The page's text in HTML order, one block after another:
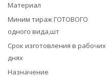
Материал
Миним тираж ГОТОВОГО
одного вида,шт
Срок изготовления в рабочих
днях
Назначение